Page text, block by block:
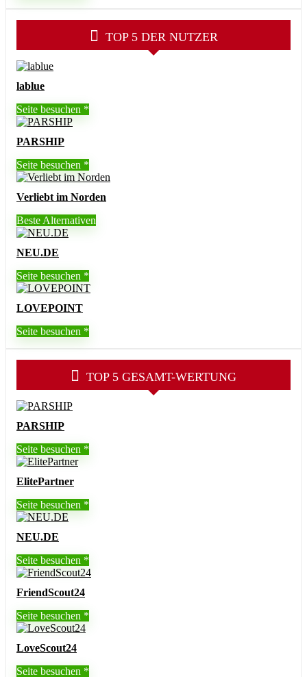
TOP 5 DER NUTZER
lablue
Seite besuchen
PARSHIP
Seite besuchen
Verliebt im Norden
Beste Alternativen
NEU.DE
Seite besuchen
LOVEPOINT
Seite besuchen
TOP 5 GESAMT-WERTUNG
PARSHIP
Seite besuchen
ElitePartner
Seite besuchen
NEU.DE
Seite besuchen
FriendScout24
Seite besuchen
LoveScout24
Seite besuchen